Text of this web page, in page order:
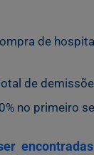
de
de
no primeiro